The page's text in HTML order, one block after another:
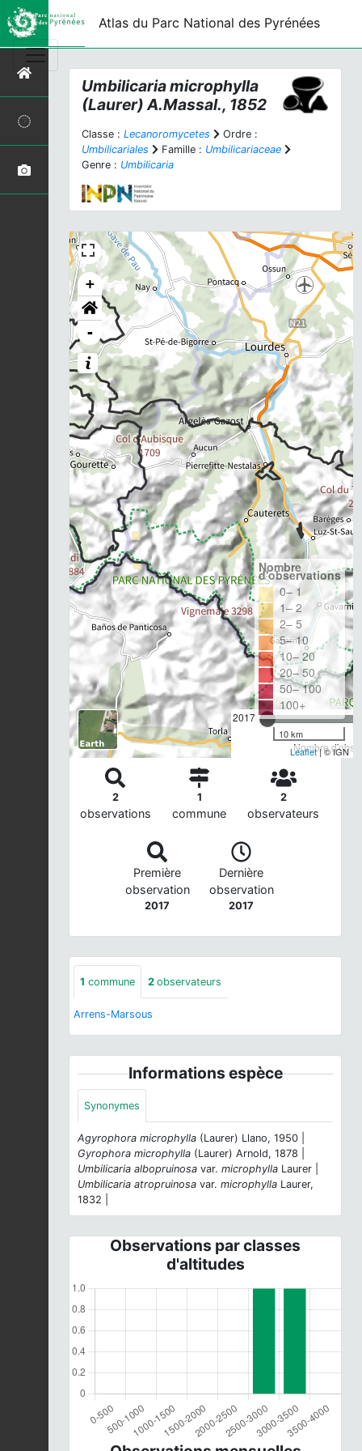
Atlas du Parc National des Pyrénées
Umbilicaria microphylla
(Laurer) A.Massal., 1852
Classe : Lecanoromycetes
Ordre :
Umbilicariales
Famille : Umbilicariaceae
Genre : Umbilicaria
+
-
2017
Nombre
Nombre
d'observations
0– 1
1– 2
2– 5
5– 10
10– 20
20– 50
50– 100
100+
10 km
Leaflet| © IGN
2
observations
1
commune
2
observateurs
Première
observation
2017
Dernière
observation
2017
1 commune 2 observateurs
Arrens-Marsous
Informations espèce
Synonymes
Agyrophora microphylla (Laurer) Llano, 1950 |
Gyrophora microphylla (Laurer) Arnold, 1878 |
Umbilicaria albopruinosa var. microphylla Laurer |
Umbilicaria atropruinosa var. microphylla Laurer,
1832 |
Observations par classes
d'altitudes